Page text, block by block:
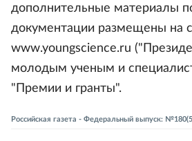
дополнительные материалы
документации размещены на
www.youngscience.ru
молодым ученым и
"Премии и гранты".
Российская газета - Федеральный выпуск: